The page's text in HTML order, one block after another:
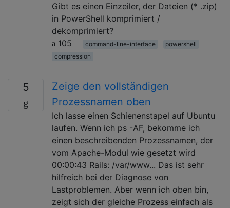
Gibt es einen Einzeiler, der Dateien (* .zip)
in PowerShell komprimiert /
dekomprimiert?
105
command-line-interface
powershell
compression
5
Zeige den vollständigen
Prozessnamen oben
Ich lasse einen Schienenstapel auf Ubuntu
laufen. Wenn ich ps -AF, bekomme ich
einen beschreibenden Prozessnamen, der
vom Apache-Modul wie gesetzt wird
00:00:43 Rails: /var/www... Das ist sehr
hilfreich bei der Diagnose von
Lastproblemen. Aber wenn ich oben bin,
zeigt sich der gleiche Prozess einfach als